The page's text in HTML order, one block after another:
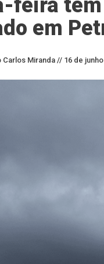
feira
em
Carlos Miranda // 16 de